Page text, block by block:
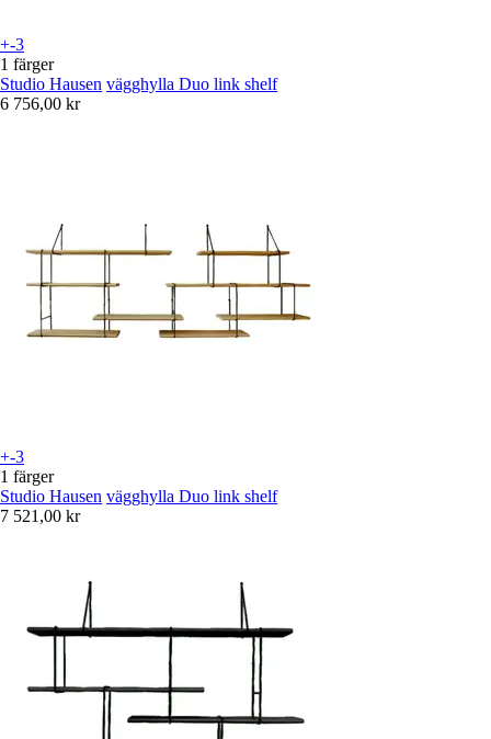
+-3
1 färger
Studio Hausen vägghylla Duo link shelf
6 756,00 kr
+-3
1 färger
Studio Hausen vägghylla Duo link shelf
7 521,00 kr